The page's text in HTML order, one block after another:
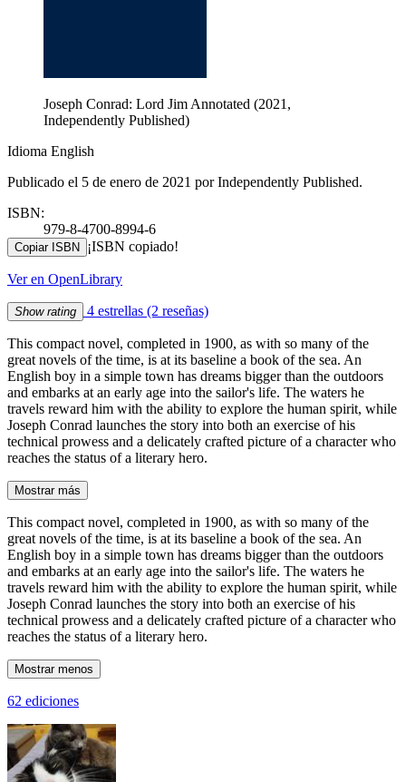
Joseph Conrad: Lord Jim Annotated (2021,
Independently Published)
Idioma English
Publicado el 5 de enero de 2021 por Independently Published.
ISBN:
979-8-4700-8994-6
Copiar ISBN ¡ISBN copiado!
Ver en OpenLibrary
Show rating 4 estrellas (2 reseñas)
This compact novel, completed in 1900, as with so many of the
great novels of the time, is at its baseline a book of the sea. An
English boy in a simple town has dreams bigger than the outdoors
and embarks at an early age into the sailor's life. The waters he
travels reward him with the ability to explore the human spirit, while
Joseph Conrad launches the story into both an exercise of his
technical prowess and a delicately crafted picture of a character who
reaches the status of a literary hero.
Mostrar más
This compact novel, completed in 1900, as with so many of the
great novels of the time, is at its baseline a book of the sea. An
English boy in a simple town has dreams bigger than the outdoors
and embarks at an early age into the sailor's life. The waters he
travels reward him with the ability to explore the human spirit, while
Joseph Conrad launches the story into both an exercise of his
technical prowess and a delicately crafted picture of a character who
reaches the status of a literary hero.
Mostrar menos
62 ediciones